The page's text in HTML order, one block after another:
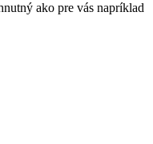
ako pre vás napríklad